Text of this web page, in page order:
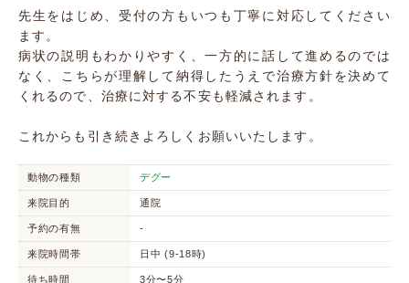
先生をはじめ、受付の方もいつも丁寧に対応してください
ます。
病状の説明もわかりやすく、一方的に話して進めるのでは
なく、こちらが理解して納得したうえで治療方針を決めて
くれるので、治療に対する不安も軽減されます。
これからも引き続きよろしくお願いいたします。
動物の種類 デグー
来院目的 通院
予約の有無 -
来院時間帯 日中 (9-18時)
待ち時間 3分〜5分